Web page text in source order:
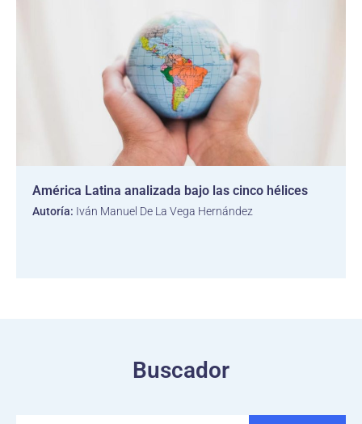
América Latina analizada bajo las cinco hélices
Autoría: Iván Manuel De La Vega Hernández
Buscador